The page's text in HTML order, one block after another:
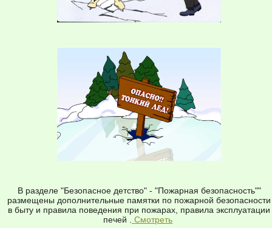
В разделе "Безопасное детство" - "Пожарная безопасность""
размещены дополнительные памятки по пожарной безопасности
в быту и правила поведения при пожарах, правила эксплуатации
печей . Смотреть